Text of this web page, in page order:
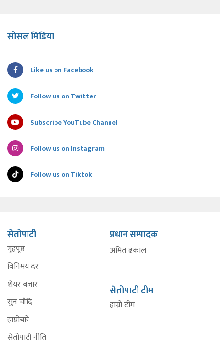
सोसल मिडिया
Like us on Facebook
Follow us on Twitter
Subscribe YouTube Channel
Follow us on Instagram
Follow us on Tiktok
सेतोपाटी
गृहपृष्ठ
विनिमय दर
शेयर बजार
सुन चाँदि
हाम्रोबारे
सेतोपाटी नीति
प्रधान सम्पादक
अमित ढकाल
सेतोपाटी टीम
हाम्रो टीम